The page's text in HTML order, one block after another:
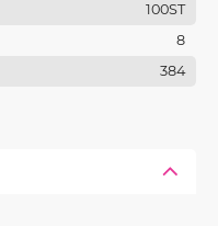
astningar/
100ST
8
384